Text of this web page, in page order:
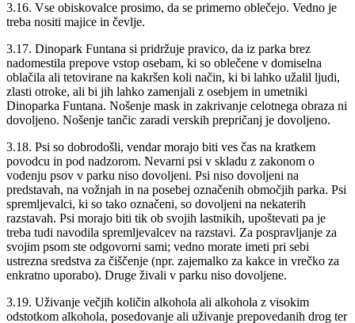
3.16. Vse obiskovalce prosimo, da se primerno oblečejo. Vedno je
treba nositi majice in čevlje.
3.17. Dinopark Funtana si pridržuje pravico, da iz parka brez
nadomestila prepove vstop osebam, ki so oblečene v domiselna
oblačila ali tetovirane na kakršen koli način, ki bi lahko užalil ljudi,
zlasti otroke, ali bi jih lahko zamenjali z osebjem in umetniki
Dinoparka Funtana. Nošenje mask in zakrivanje celotnega obraza ni
dovoljeno. Nošenje tančic zaradi verskih prepričanj je dovoljeno.
3.18. Psi so dobrodošli, vendar morajo biti ves čas na kratkem
povodcu in pod nadzorom. Nevarni psi v skladu z zakonom o
vodenju psov v parku niso dovoljeni. Psi niso dovoljeni na
predstavah, na vožnjah in na posebej označenih območjih parka. Psi
spremljevalci, ki so tako označeni, so dovoljeni na nekaterih
razstavah. Psi morajo biti tik ob svojih lastnikih, upoštevati pa je
treba tudi navodila spremljevalcev na razstavi. Za pospravljanje za
svojim psom ste odgovorni sami; vedno morate imeti pri sebi
ustrezna sredstva za čiščenje (npr. zajemalko za kakce in vrečko za
enkratno uporabo). Druge živali v parku niso dovoljene.
3.19. Uživanje večjih količin alkohola ali alkohola z visokim
odstotkom alkohola, posedovanje ali uživanje prepovedanih drog ter